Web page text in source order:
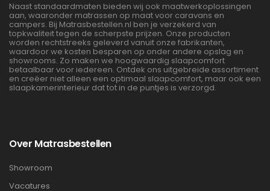
Naast standaardmaten bieden wij ook maatwerkoplossingen
aan, waaronder matrassen op maat voor caravans en
campers. Bij Matrasbestellen.nl ben je verzekerd van
topkwaliteit tegen de scherpste prijzen. Onze producten
worden rechtstreeks geleverd vanuit onze fabrikanten,
waardoor we kosten besparen op onder andere opslag en
showrooms. Zo maken we hoogwaardig slaapcomfort
betaalbaar voor iedereen. Ontdek ons uitgebreide assortiment
en creëer niet alleen een optimaal slaapcomfort, maar ook een
slaapkamerinterieur dat tot in de puntjes is verzorgd.
Over Matrasbestellen
Showroom
Vacatures